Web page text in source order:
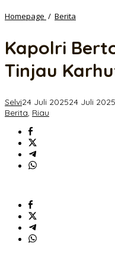
Homepage / Berita
Riau
Karhutla
Kapolri
Tinjau
Selvi24 Juli 202524 Juli 2025
Berita, Riau